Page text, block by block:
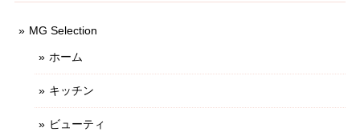
MG Selection
ホーム
キッチン
ビューティ